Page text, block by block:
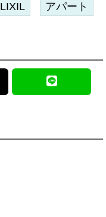
LIXIL アパート